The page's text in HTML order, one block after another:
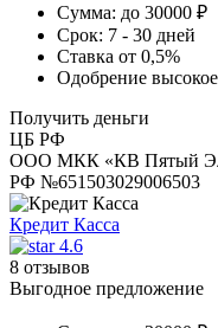
Сумма: до 30000 ₽
Срок: 7 - 30 дней
Ставка от 0,5%
Одобрение высокое
Получить деньги
ЦБ РФ
ООО МКК «КВ Пятый
РФ №651503029006503
Кредит Касса
4.6
8 отзывов
Выгодное предложение